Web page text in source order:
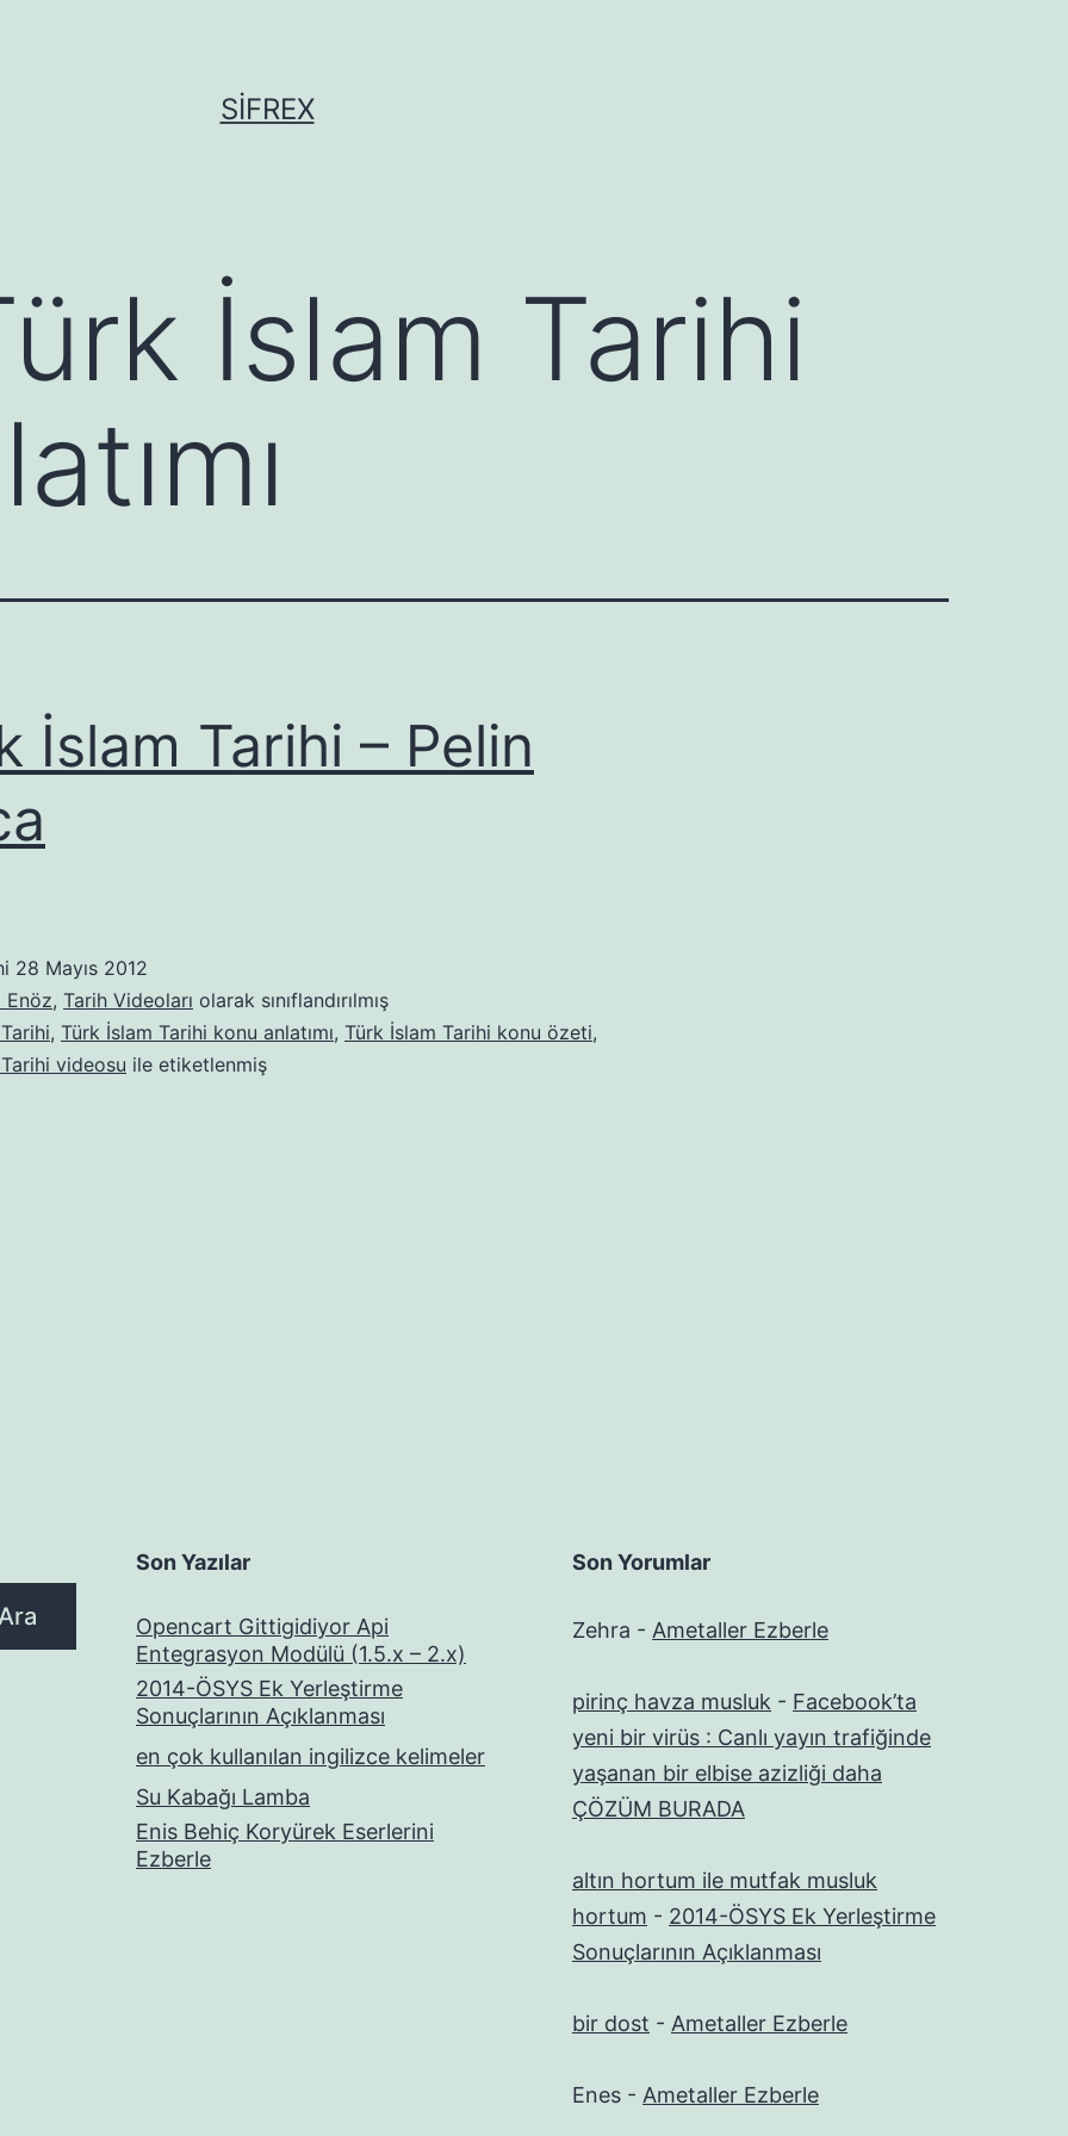
SIFREX
İslam Tarihi
İslam Tarihi – Pelin
28 Mayıs 2012
Enöz, Tarih Videoları olarak sınıflandırılmış
, Türk İslam Tarihi konu anlatımı, Türk İslam Tarihi konu özeti,
videosu ile etiketlenmiş
Son Yazılar
Opencart Gittigidiyor Api
Entegrasyon Modülü (1.5.x – 2.x)
2014-ÖSYS Ek Yerleştirme
Sonuçlarının Açıklanması
en çok kullanılan ingilizce kelimeler
Su Kabağı Lamba
Enis Behiç Koryürek Eserlerini
Ezberle
Son Yorumlar
Zehra - Ametaller Ezberle
pirinç havza musluk - Facebook’ta
yeni bir virüs : Canlı yayın trafiğinde
yaşanan bir elbise azizliği daha
ÇÖZÜM BURADA
altın hortum ile mutfak musluk
hortum - 2014-ÖSYS Ek Yerleştirme
Sonuçlarının Açıklanması
bir dost - Ametaller Ezberle
Enes - Ametaller Ezberle